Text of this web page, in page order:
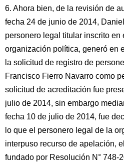
6. Ahora bien, de la revisión de
fecha 24 de junio de 2014,
personero legal titular inscrito en
organización política, generó en
la solicitud de registro de
Francisco Fierro Navarro como
solicitud de acreditación fue
julio de 2014, sin embargo
fecha 10 de julio de 2014, fue
lo que el personero legal de la
interpuso recurso de apelación,
fundado por Resolución N° 748-